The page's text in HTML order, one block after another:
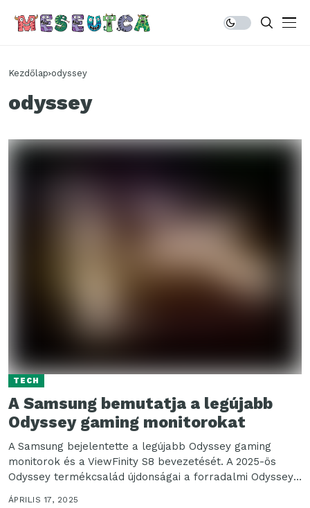
Kezdőlap odyssey
odyssey
TECH
A Samsung bemutatja a legújabb
Odyssey gaming monitorokat
A Samsung bejelentette a legújabb Odyssey gaming
monitorok és a ViewFinity S8 bevezetését. A 2025-ös
Odyssey termékcsalád újdonságai a forradalmi Odyssey
3D monitor...
ÁPRILIS 17, 2025